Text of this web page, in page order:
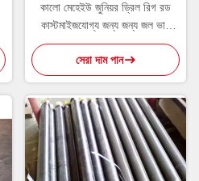
কালো মেহেইউ জুনিয়র ড্রিল রিগ রড
কাস্টমাইজযোগ্য জন্য জন্য জল ভাল
ড্রিলিং
সেরা দাম পান